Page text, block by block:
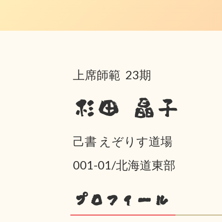
上席師範 23期
杉田 晶子
己書 えぞりす道場
001-01/北海道東部
プロフィール